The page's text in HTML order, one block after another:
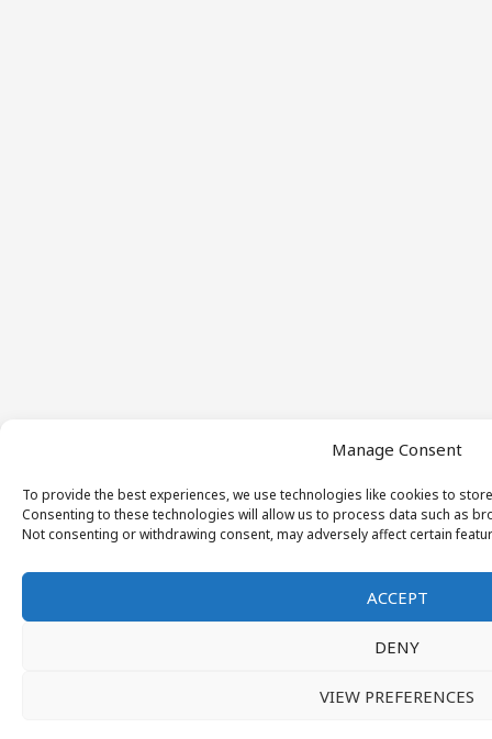
Manage Consent
To provide the best experiences, we use technologies like cookies to
Consenting to these technologies will allow us to process data such as
Not consenting or withdrawing consent, may adversely affect certain
ACCEPT
DENY
VIEW PREFERENCES